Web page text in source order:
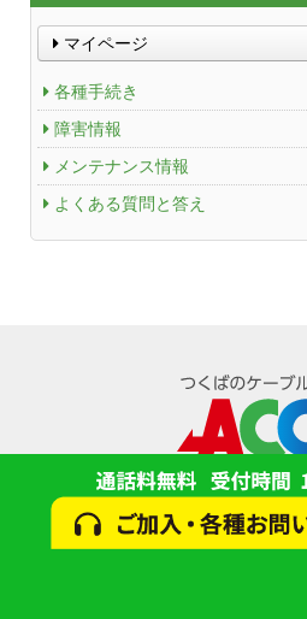
マイページ
各種手続き
障害情報
メンテナンス情報
よくある質問と答え
Channel Table
ACCSTV
ACCSnet
Cable-plus Phone
つくばもん（地域情報サイト）